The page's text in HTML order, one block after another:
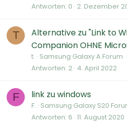
Antworten 0 2. Dezember
T
Alternative zu "Link to
Companion OHNE
t. Samsung Galaxy A Forum
Antworten 2 4. April 2022
F link zu windows
F. Samsung Galaxy S20
Antworten 6 11. August 2020